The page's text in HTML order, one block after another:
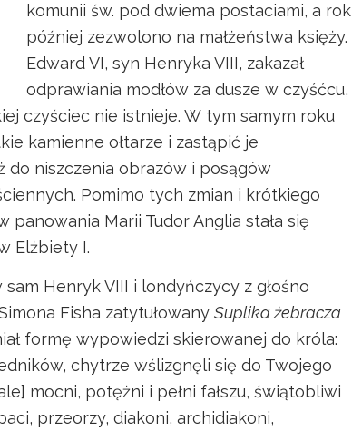
komunii św. pod dwiema postaciami, a rok
później zezwolono na małżeństwa księży.
Edward VI, syn Henryka VIII, zakazał
odprawiania modłów za dusze w czyśćcu,
czyściec nie istnieje. W tym samym roku
kamienne ołtarze i zastąpić je
niszczenia obrazów i posągów
Pomimo tych zmian i krótkiego
Marii Tudor Anglia stała się
Elżbiety I.
Henryk VIII i londyńczycy z głośno
Fisha zatytułowany Suplika żebracza
formę wypowiedzi skierowanej do króla:
chytrze wślizgnęli się do Twojego
mocni, potężni i pełni fałszu, świątobliwi
przeorzy, diakoni, archidiakoni,